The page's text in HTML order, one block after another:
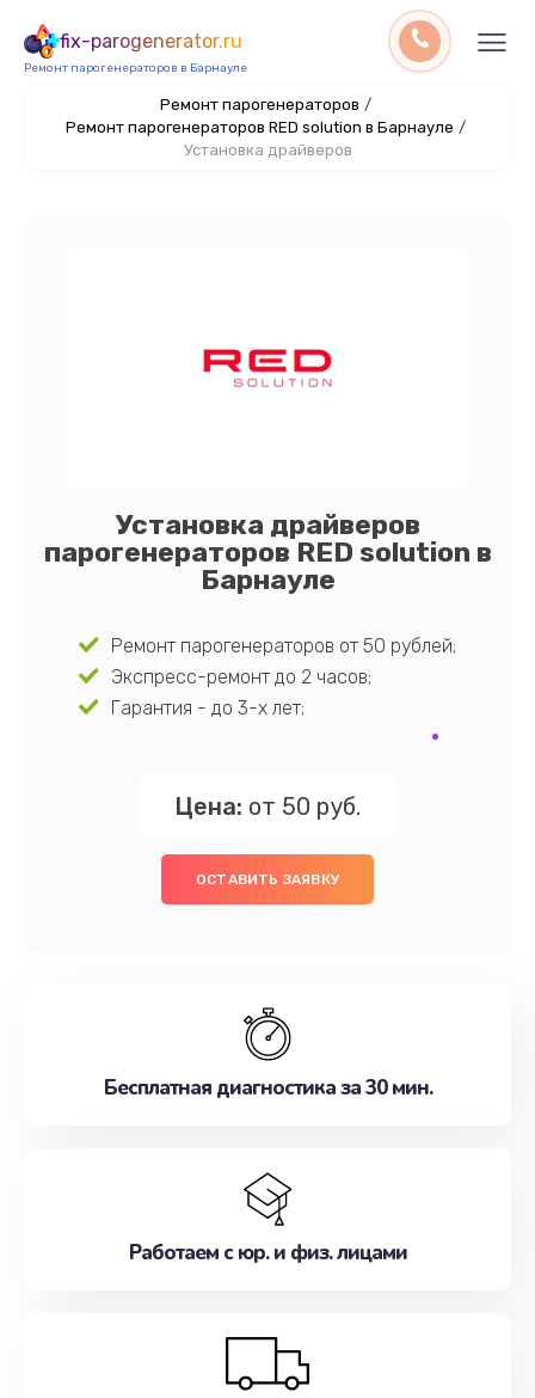
fix-parogenerator.ru
Ремонт парогенераторов в Барнауле
Ремонт парогенераторов /
Ремонт парогенераторов RED solution в Барнауле /
Установка драйверов
Установка драйверов
парогенераторов RED solution в
Барнауле
Ремонт парогенераторов от 50 рублей;
Экспресс-ремонт до 2 часов;
Гарантия - до 3-х лет;
Цена: от 50 руб.
ОСТАВИТЬ ЗАЯВКУ
Бесплатная диагностика за 30 мин.
Работаем с юр. и физ. лицами